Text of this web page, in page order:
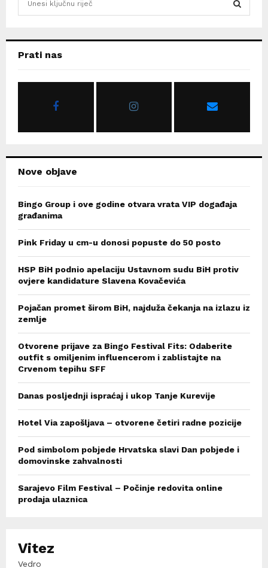
hPrati nas
Nove objave
Bingo Group i ove godine otvara vrata VIP događaja
građanima
Pink Friday u cm-u donosi popuste do 50 posto
HSP BiH podnio apelaciju Ustavnom sudu BiH protiv
ovjere kandidature Slavena Kovačevića
Pojačan promet širom BiH, najduža čekanja na izlazu iz
zemlje
Otvorene prijave za Bingo Festival Fits: Odaberite
outfit s omiljenim influencerom i zablistajte na
Crvenom tepihu SFF
Danas posljednji ispraćaj i ukop Tanje Kurevije
Hotel Via zapošljava – otvorene četiri radne pozicije
Pod simbolom pobjede Hrvatska slavi Dan pobjede i
domovinske zahvalnosti
Sarajevo Film Festival – Počinje redovita online
prodaja ulaznica
Vitez
Vedro